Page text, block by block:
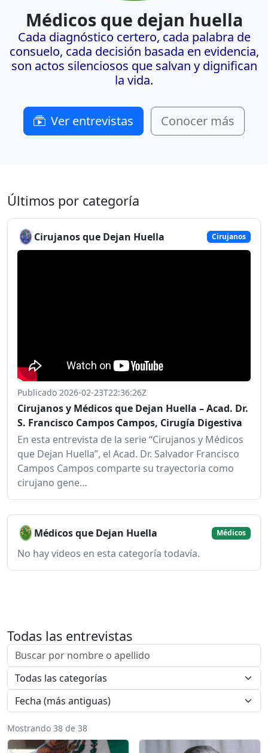
Médicos que dejan huella
Cada diagnóstico certero, cada palabra de
consuelo, cada decisión basada en evidencia,
son actos silenciosos que salvan y dignifican
la vida.
Ver entrevistas Conocer más
Últimos por categoría
Cirujanos que Dejan Huella Cirujanos
Publicado 2026-02-23T22:36:26Z
Cirujanos y Médicos que Dejan Huella – Acad. Dr.
S. Francisco Campos Campos, Cirugía Digestiva
En esta entrevista de la serie “Cirujanos y Médicos
que Dejan Huella”, el Acad. Dr. Salvador Francisco
Campos Campos comparte su trayectoria como
cirujano gene…
Médicos que Dejan Huella Médicos
No hay videos en esta categoría todavía.
Todas las entrevistas
Mostrando 38 de 38